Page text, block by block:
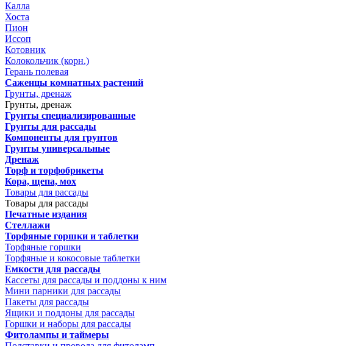
Калла
Хоста
Пион
Иссоп
Котовник
Колокольчик (корн.)
Герань полевая
Саженцы комнатных растений
Грунты, дренаж
Грунты, дренаж
Грунты специализированные
Грунты для рассады
Компоненты для грунтов
Грунты универсальные
Дренаж
Торф и торфобрикеты
Кора, щепа, мох
Товары для рассады
Товары для рассады
Печатные издания
Стеллажи
Торфяные горшки и таблетки
Торфяные горшки
Торфяные и кокосовые таблетки
Емкости для рассады
Кассеты для рассады и поддоны к ним
Мини парники для рассады
Пакеты для рассады
Ящики и поддоны для рассады
Горшки и наборы для рассады
Фитолампы и таймеры